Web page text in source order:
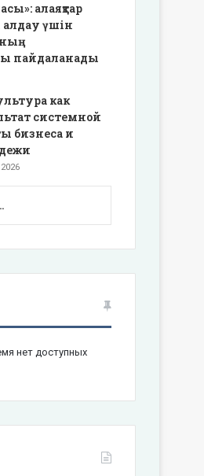
алаяқтар
үшін
пайдаланады
как
системной
бизнеса и
нет доступных